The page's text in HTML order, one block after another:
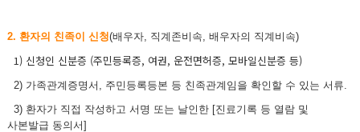
2. 환자의 친족이 신청(배우자, 직계존비속, 배우자의 직계비속)
1) 신청인 신분증 (주민등록증, 여권, 운전면허증, 모바일신분증 등)
2) 가족관계증명서, 주민등록등본 등 친족관계임을 확인할 수 있는 서류.
3) 환자가 직접 작성하고 서명 또는 날인한 [진료기록 등 열람 및
사본발급 동의서]